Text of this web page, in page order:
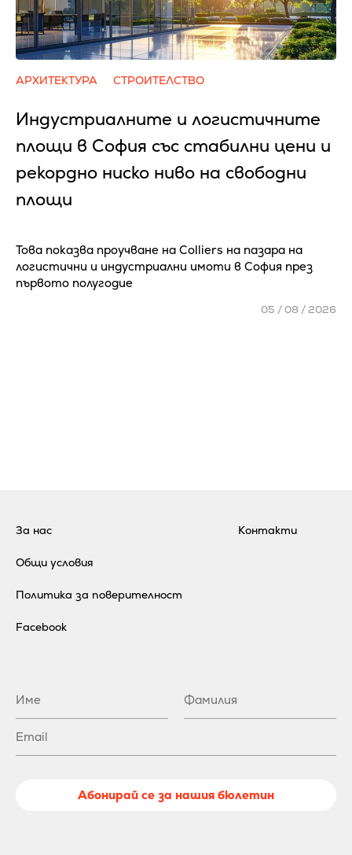
АРХИТЕКТУРА СТРОИТЕЛСТВО
Индустриалните и логистичните
площи в София със стабилни цени и
рекордно ниско ниво на свободни
площи
Това показва проучване на Colliers на пазара на
логистични и индустриални имоти в София през
първото полугодие
05 / 08 / 2026
За нас
Общи условия
Политика за поверителност
Контакти
Facebook
Абонирай се за нашия бюлетин